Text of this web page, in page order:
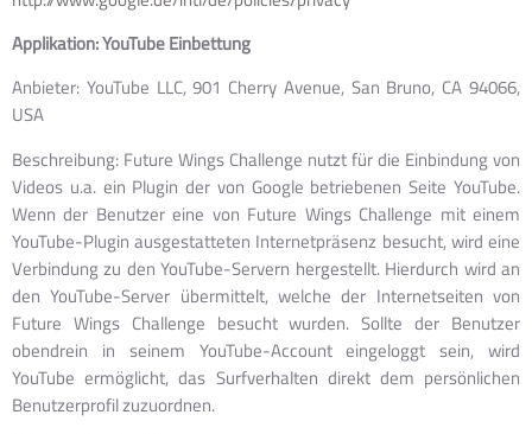
Applikation: YouTube Einbettung
Anbieter: YouTube LLC, 901 Cherry Avenue, San Bruno, CA 94066,
USA
Beschreibung: Future Wings Challenge nutzt für die Einbindung von
Videos u.a. ein Plugin der von Google betriebenen Seite YouTube.
Wenn der Benutzer eine von Future Wings Challenge mit einem
YouTube-Plugin ausgestatteten Internetpräsenz besucht, wird eine
Verbindung zu den YouTube-Servern hergestellt. Hierdurch wird an
den YouTube-Server übermittelt, welche der Internetseiten von
Future Wings Challenge besucht wurden. Sollte der Benutzer
obendrein in seinem YouTube-Account eingeloggt sein, wird
YouTube ermöglicht, das Surfverhalten direkt dem persönlichen
Benutzerprofil zuzuordnen.